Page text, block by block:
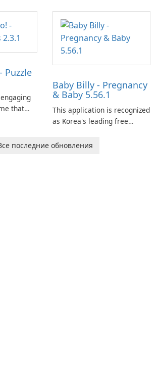
Puzzle
that
Baby Billy - Pregnancy
& Baby 5.56.1
This application is recognized
as Korea's leading free
baby tracking, offering
последние обновления